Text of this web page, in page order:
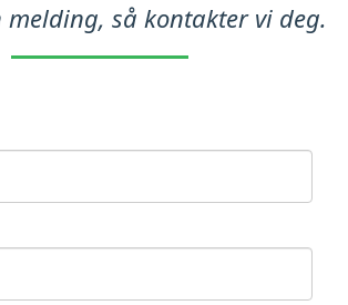
melding, så kontakter vi deg.